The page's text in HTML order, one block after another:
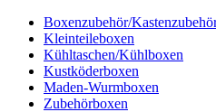
Boxenzubehör/
Kleinteileboxen
Kühltaschen/Kühlboxen
Kustköderboxen
Maden-Wurmboxen
Zubehörboxen